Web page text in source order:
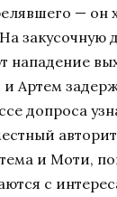
— он
закусочную
нападение
Артем
допроса
и Моти,
с